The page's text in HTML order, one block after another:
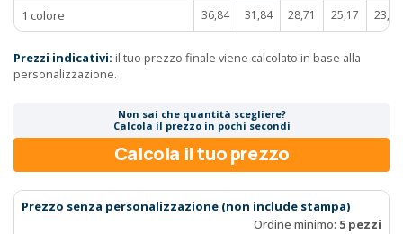
1 colore 36,84 31,84 28,71 25,17 23,66
Prezzi indicativi: il tuo prezzo finale viene calcolato in base alla
personalizzazione.
Non sai che quantità scegliere?
Calcola il prezzo in pochi secondi
Calcola il tuo prezzo
Prezzo senza personalizzazione (non include stampa)
Ordine minimo: 5 pezzi